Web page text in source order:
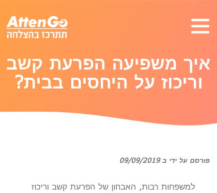
איך משפיעה הפרעת קשב
וריכוז על היחסים בבית?
פורסם על ידי ב 09/09/2019
למשפחות רבות, האבחון של הפרעת קשב וריכוז